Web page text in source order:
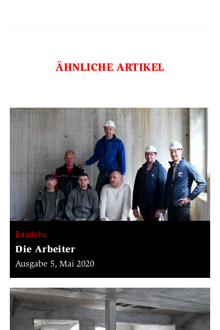
ÄHNLICHE ARTIKEL
Baudoku
Die Arbeiter
Ausgabe 5, Mai 2020